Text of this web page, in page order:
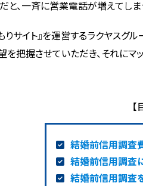
と、一斉に営業電話が増えてしま
サイト』を運営するラクヤスグ
を把握させていただき、それに
結婚前信用調査
結婚前信用調査
結婚前信用調査